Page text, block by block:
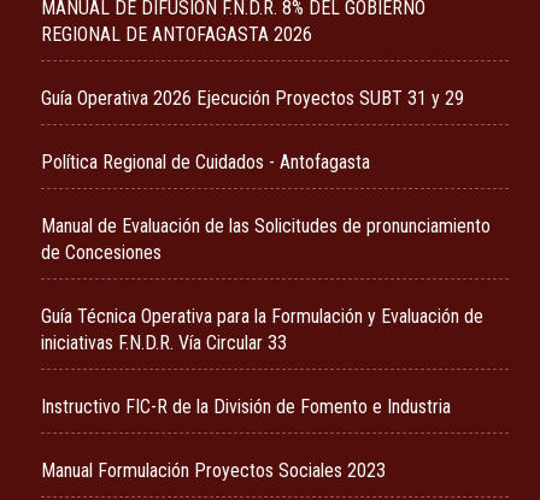
MANUAL DE DIFUSIÓN F.N.D.R. 8% DEL GOBIERNO
REGIONAL DE ANTOFAGASTA 2026
Guía Operativa 2026 Ejecución Proyectos SUBT 31 y 29
Política Regional de Cuidados - Antofagasta
Manual de Evaluación de las Solicitudes de pronunciamiento
de Concesiones
Guía Técnica Operativa para la Formulación y Evaluación de
iniciativas F.N.D.R. Vía Circular 33
Instructivo FIC-R de la División de Fomento e Industria
Manual Formulación Proyectos Sociales 2023